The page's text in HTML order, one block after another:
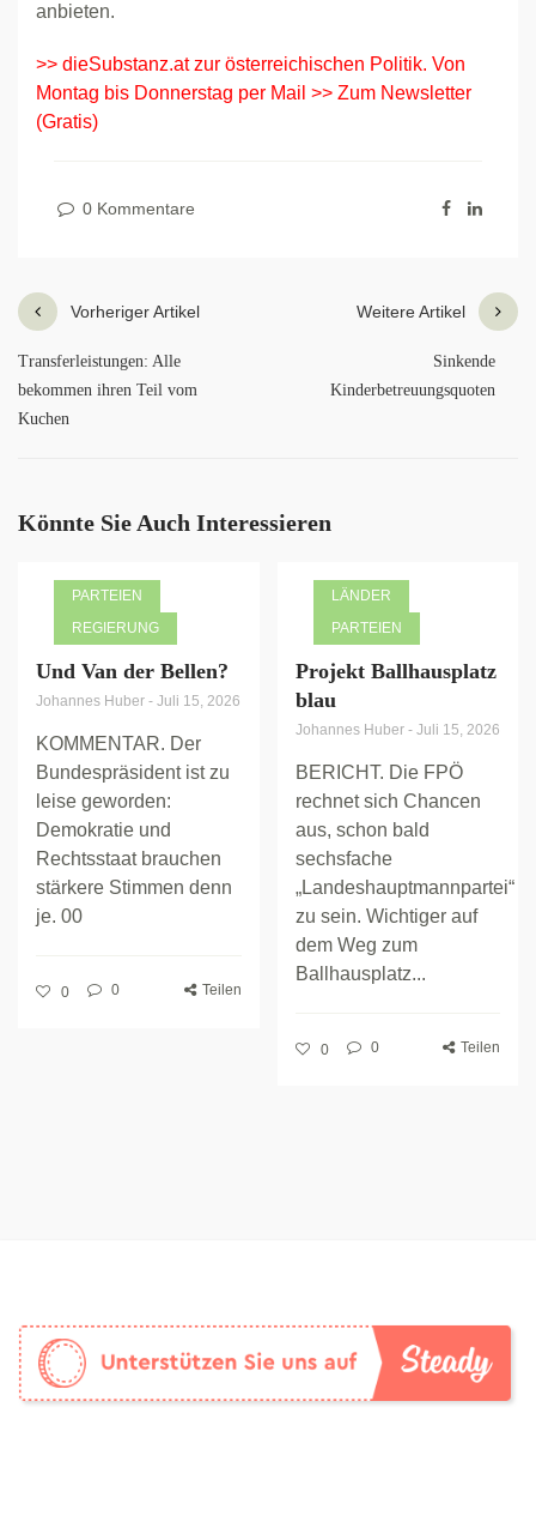
anbieten.
>> dieSubstanz.at zur österreichischen Politik. Von
Montag bis Donnerstag per Mail >> Zum Newsletter
(Gratis)
0 Kommentare
Vorheriger Artikel
Transferleistungen: Alle
bekommen ihren Teil vom
Kuchen
Weitere Artikel
Sinkende
Kinderbetreuungsquoten
Könnte Sie Auch Interessieren
PARTEIEN
REGIERUNG
Und Van der Bellen?
Johannes Huber - Juli 15, 2026
KOMMENTAR. Der
Bundespräsident ist zu
leise geworden:
Demokratie und
Rechtsstaat brauchen
stärkere Stimmen denn
je. 00
0 0 Teilen
LÄNDER
PARTEIEN
Projekt Ballhausplatz
blau
Johannes Huber - Juli 15, 2026
BERICHT. Die FPÖ
rechnet sich Chancen
aus, schon bald
sechsfache
„Landeshauptmannpartei“
zu sein. Wichtiger auf
dem Weg zum
Ballhausplatz...
0 0 Teilen